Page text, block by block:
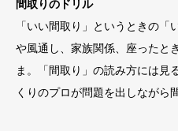
間取りのドリル
「いい間取り」というときの「
や風通し、家族関係、座ったと
ま。「間取り」の読み方には見
くりのプロが問題を出しながら